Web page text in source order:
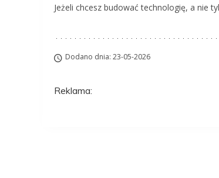
Jeżeli chcesz budować technologię, a nie
Dodano dnia: 23-05-2026
Reklama: